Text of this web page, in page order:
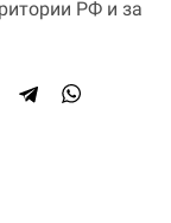
РФ и за